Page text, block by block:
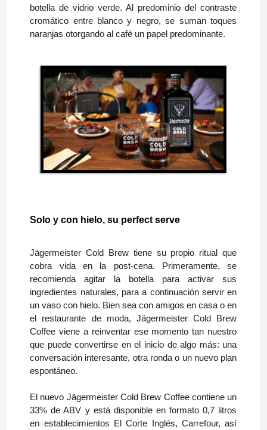
botella de vidrio verde. Al predominio del contraste
cromático entre blanco y negro, se suman toques
naranjas otorgando al café un papel predominante.
Solo y con hielo, su perfect serve
Jägermeister Cold Brew tiene su propio ritual que
cobra vida en la post-cena. Primeramente, se
recomienda agitar la botella para activar sus
ingredientes naturales, para a continuación servir en
un vaso con hielo. Bien sea con amigos en casa o en
el restaurante de moda, Jägermeister Cold Brew
Coffee viene a reinventar ese momento tan nuestro
que puede convertirse en el inicio de algo más: una
conversación interesante, otra ronda o un nuevo plan
espontáneo.
El nuevo Jägermeister Cold Brew Coffee contiene un
33% de ABV y está disponible en formato 0,7 litros
en establecimientos El Corte Inglés, Carrefour, así